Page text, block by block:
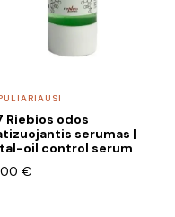
Riebios odos
serumas |
oil control serum
€